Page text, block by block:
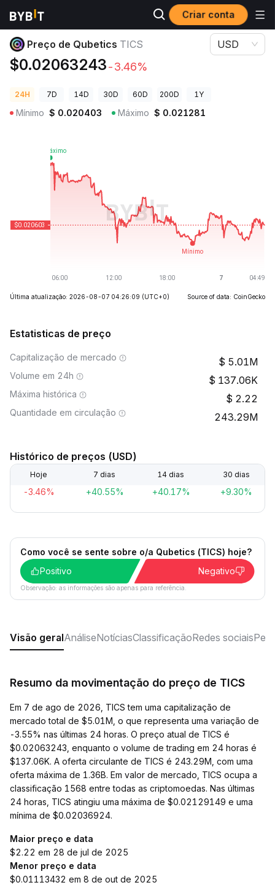
Criar conta
Preços de Criptomoedas Preço de Qubetics TICS
Preço de Qubetics TICS
$0.02063243-3.46%
USD
24H 7D 14D 30D 60D 200D 1Y
Mínimo $ 0.020403 Máximo $ 0.021281
Última atualização: 2026-08-07 04:26:09 (UTC+0) Source of data: CoinGecko
Estatisticas de preço
Capitalização de mercado 5.01M
Volume em 24h 137.06K
Máxima histórica 2.22
Quantidade em circulação 243.29M
Histórico de preços (USD)
Hoje 7 dias 14 dias 30 dias
-3.46% +40.55% +40.17% +9.30%
Como você se sente sobre o/a Qubetics (TICS) hoje?
Positivo
Negativo
Observação: as informações são apenas para referência.
Visão geralAnáliseNotíciasClassificaçãoRedes sociais
Resumo da movimentação do preço de TICS
Em 7 de ago de 2026, TICS tem uma capitalização de
mercado total de $5.01M, o que representa uma variação de
-3.55% nas últimas 24 horas. O preço atual de TICS é
$0.02063243, enquanto o volume de trading em 24 horas é
$137.06K. A oferta circulante de TICS é 243.29M, com uma
oferta máxima de 1.36B. Em valor de mercado, TICS ocupa a
classificação 1568 entre todas as criptomoedas. Nas últimas
24 horas, TICS atingiu uma máxima de $0.02129149 e uma
mínima de $0.02036924.
Maior preço e data
$2.22 em 28 de jul de 2025
Menor preço e data
$0.01113432 em 8 de out de 2025